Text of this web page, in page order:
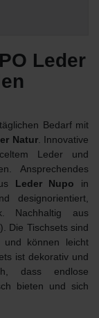
Leder
Bedarf mit
Natur. Innovative
Leder und
Ansprechendes
Leder Nupo in
designorientiert,
Nachhaltig aus
Die Tischsets sind
und können leicht
ist dekorativ und
dass endlose
bieten und sich